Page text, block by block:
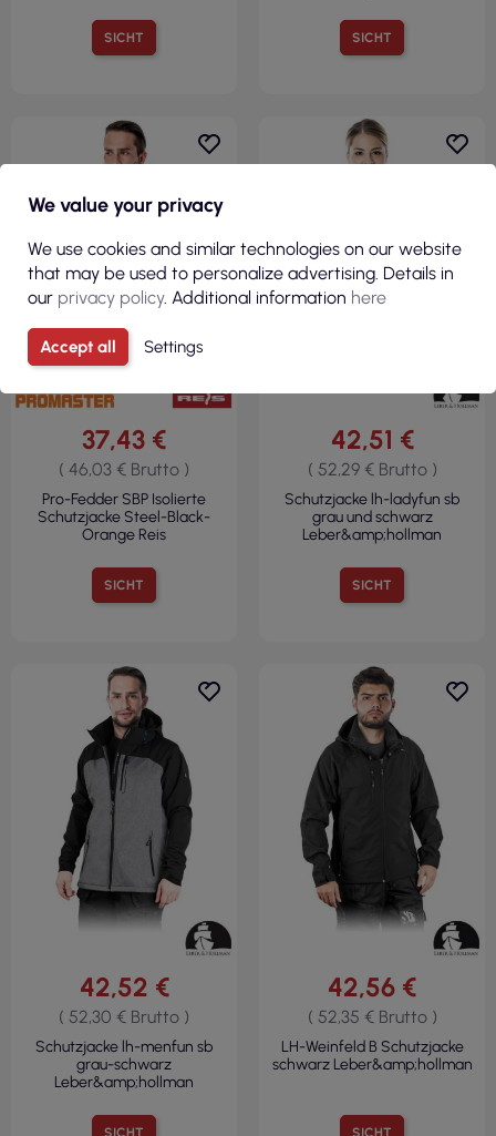
SICHT SICHT
SICHT
37,43 €
( 46,03 € Brutto )
Pro-Fedder SBP Isolierte
Schutzjacke Steel-Black-
Orange Reis
SICHT
42,51 €
( 52,29 € Brutto )
Schutzjacke lh-ladyfun sb
grau und schwarz
Leber&amp;hollman
SICHT
42,52 €
( 52,30 € Brutto )
Schutzjacke lh-menfun sb
grau-schwarz
Leber&amp;hollman
SICHT
42,56 €
( 52,35 € Brutto )
LH-Weinfeld B Schutzjacke
schwarz Leber&amp;hollman
We value your privacy
We use cookies and similar technologies on our website
that may be used to personalize advertising. Details in
our privacy policy. Additional information here
Accept all Settings